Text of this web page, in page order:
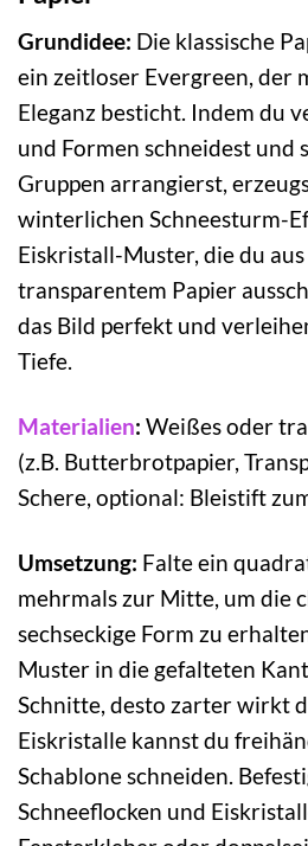
Grundidee: Die klassische
ein zeitloser Evergreen, der
Eleganz besticht. Indem du
und Formen schneidest und
Gruppen arrangierst,
winterlichen Schneesturm-
Eiskristall-Muster, die du
transparentem Papier
das Bild perfekt und
Tiefe.
Materialien: Weißes oder
(z.B. Butterbrotpapier,
Schere, optional: Bleistift
Umsetzung: Falte ein
mehrmals zur Mitte, um die
sechseckige Form zu
Muster in die gefalteten
Schnitte, desto zarter wirkt
Eiskristalle kannst du
Schablone schneiden.
Schneeflocken und